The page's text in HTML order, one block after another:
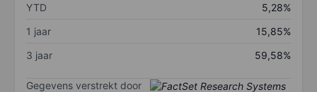
YTD
5,28%
1 jaar
15,85%
3 jaar
59,58%
Gegevens verstrekt door